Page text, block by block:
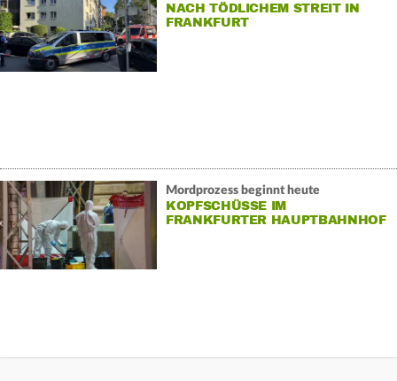
NACH TÖDLICHEM STREIT IN
FRANKFURT
Mordprozess beginnt heute
KOPFSCHÜSSE IM
FRANKFURTER HAUPTBAHNHOF